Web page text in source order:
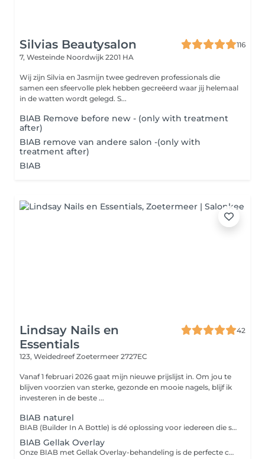
Silvias Beautysalon
116
7, Westeinde Noordwijk 2201 HA
Wij zijn Silvia en Jasmijn twee gedreven professionals die
samen een sfeervolle plek hebben gecreëerd waar jij helemaal
in de watten wordt gelegd. S...
BIAB Remove before new - (only with treatment
after)
BIAB remove van andere salon -(only with
treatment after)
BIAB
Lindsay Nails en
Essentials
42
123, WeidedreefZoetermeer 2727EC
Vanaf 1 februari 2026 gaat mijn nieuwe prijslijst in. Om jou te
blijven voorzien van sterke, gezonde en mooie nagels, blijf ik
investeren in de beste ...
BIAB naturel
BIAB (Builder In A Bottle) is dé oplossing voor iedereen die sterke, gezonde en natuurlijk ogende nagels wil. Deze flexibele builder gel biedt extra stevigheid zonder verlenging en stimuleert de natuurlijke nagelgroei. Perfect voor broze, dunne of snel brekende nagels!
BIAB Gellak Overlay
Onze BIAB met Gellak Overlay-behandeling is de perfecte combinatie voor wie sterke, gezonde nagels wil met een prachtige kleurafwerking. BIAB (Builder In A Bottle) verstevigt en beschermt de natuurlijke nagels, terwijl de gellak overlay zorgt voor een langdurige, strakke kleur."